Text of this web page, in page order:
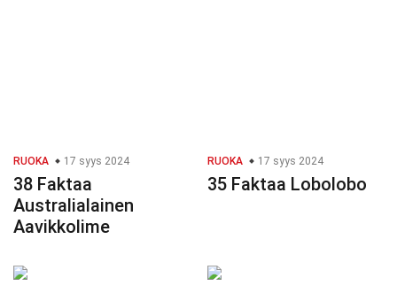
RUOKA 17 syys 2024
38 Faktaa
Australialainen
Aavikkolime
RUOKA 17 syys 2024
35 Faktaa Lobolobo